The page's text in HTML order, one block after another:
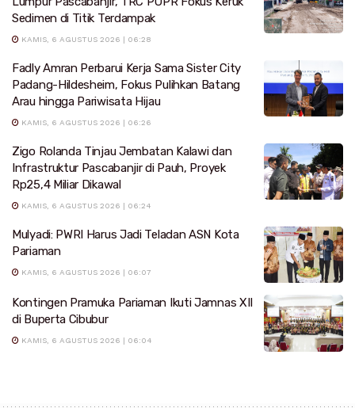
Sedimen di Titik Terdampak
KAMIS, 6 AGUSTUS 2026 | 06:28
Fadly Amran Perbarui Kerja Sama Sister City
Padang-Hildesheim, Fokus Pulihkan Batang
Arau hingga Pariwisata Hijau
KAMIS, 6 AGUSTUS 2026 | 06:26
Zigo Rolanda Tinjau Jembatan Kalawi dan
Infrastruktur Pascabanjir di Pauh, Proyek
Rp25,4 Miliar Dikawal
KAMIS, 6 AGUSTUS 2026 | 06:24
Mulyadi: PWRI Harus Jadi Teladan ASN Kota
Pariaman
KAMIS, 6 AGUSTUS 2026 | 06:07
Kontingen Pramuka Pariaman Ikuti Jamnas XII
di Buperta Cibubur
KAMIS, 6 AGUSTUS 2026 | 06:04